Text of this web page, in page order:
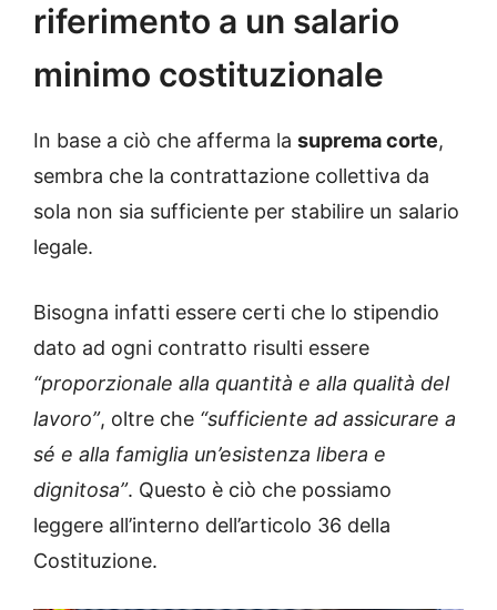
riferimento a un salario
minimo costituzionale
In base a ciò che afferma la suprema corte,
sembra che la contrattazione collettiva da
sola non sia sufficiente per stabilire un salario
legale.
Bisogna infatti essere certi che lo stipendio
dato ad ogni contratto risulti essere
“proporzionale alla quantità e alla qualità del
lavoro”, oltre che “sufficiente ad assicurare a
sé e alla famiglia un’esistenza libera e
dignitosa”. Questo è ciò che possiamo
leggere all’interno dell’articolo 36 della
Costituzione.